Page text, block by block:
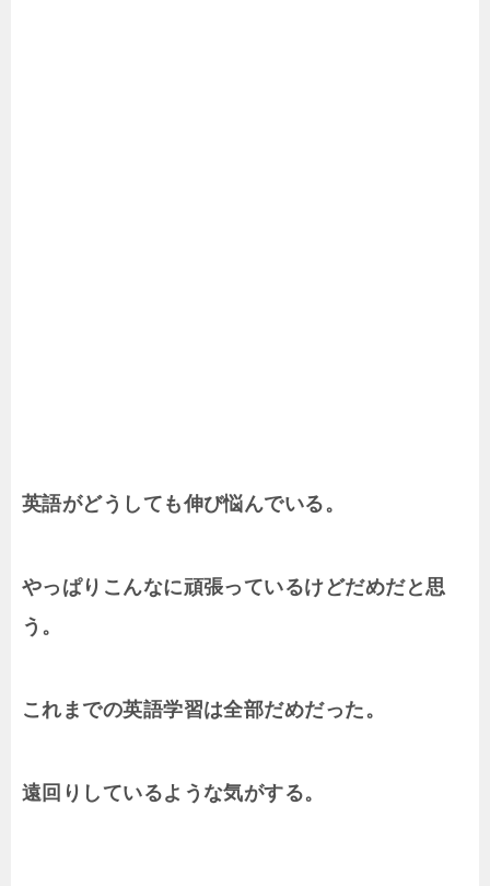
英語がどうしても伸び悩んでいる。
やっぱりこんなに頑張っているけどだめだと思
う。
これまでの英語学習は全部だめだった。
遠回りしているような気がする。